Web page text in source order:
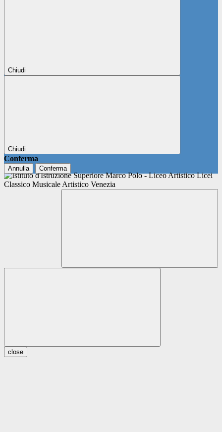
Chiudi
Chiudi
Conferma
Annulla Conferma
close